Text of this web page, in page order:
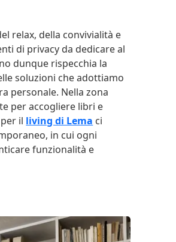
relax, della convivialità e
di privacy da dedicare al
dunque rispecchia la
soluzioni che adottiamo
personale. Nella zona
per accogliere libri e
il living di Lema ci
in cui ogni
funzionalità e